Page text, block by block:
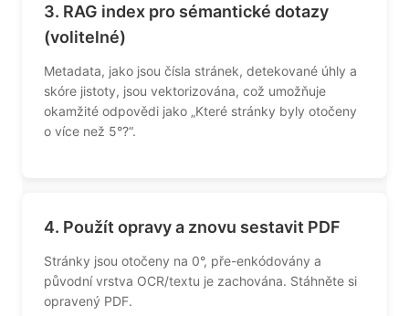
3. RAG index pro sémantické dotazy
(volitelné)
Metadata, jako jsou čísla stránek, detekované úhly a
skóre jistoty, jsou vektorizována, což umožňuje
okamžité odpovědi jako „Které stránky byly otočeny
o více než 5°?“.
4. Použít opravy a znovu sestavit PDF
Stránky jsou otočeny na 0°, pře-enkódovány a
původní vrstva OCR/textu je zachována. Stáhněte si
opravený PDF.